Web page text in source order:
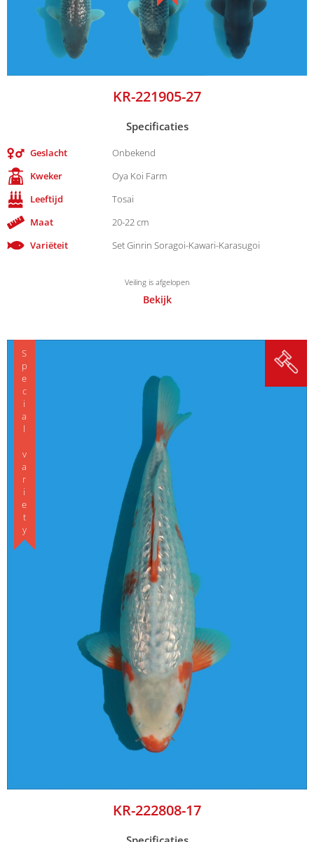
KR-221905-27
Specificaties
Geslacht
Onbekend
Kweker
Oya Koi Farm
Leeftijd
Tosai
Maat
20-22 cm
Variëteit
Set Ginrin Soragoi-Kawari-Karasugoi
Veiling is afgelopen
Bekijk
Special variety
KR-222808-17